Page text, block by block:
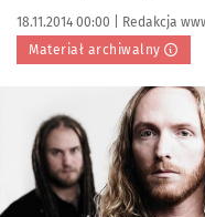
Data publikacji:
18.11.2014 00:00 | Autor:
Redakcja
Materiał archiwalny
Kliknij, aby powiększyć